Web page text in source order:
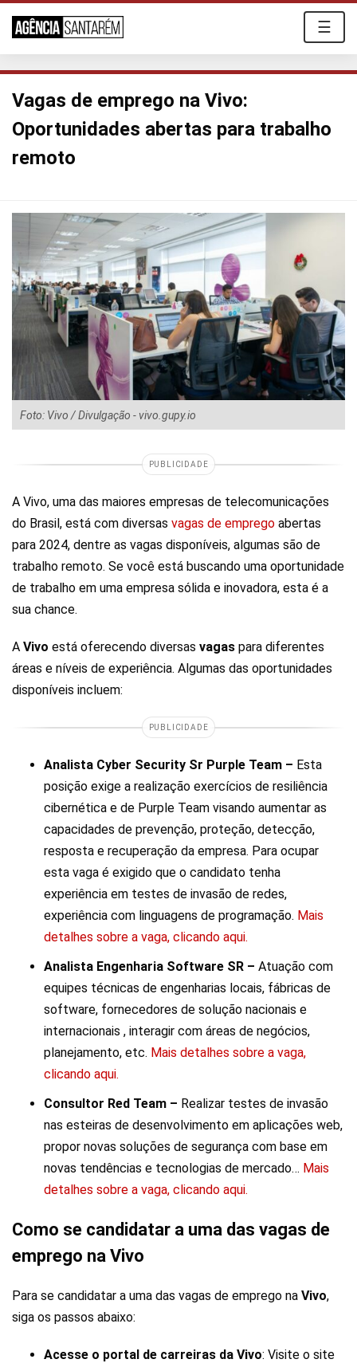
☰
Vagas de emprego na Vivo:
Oportunidades abertas para trabalho
remoto
Foto: Vivo / Divulgação - vivo.gupy.io
PUBLICIDADE
A Vivo, uma das maiores empresas de telecomunicações
do Brasil, está com diversas vagas de emprego abertas
para 2024, dentre as vagas disponíveis, algumas são de
trabalho remoto. Se você está buscando uma oportunidade
de trabalho em uma empresa sólida e inovadora, esta é a
sua chance.
A Vivo está oferecendo diversas vagas para diferentes
áreas e níveis de experiência. Algumas das oportunidades
disponíveis incluem:
PUBLICIDADE
Analista Cyber Security Sr Purple Team – Esta
posição exige a realização exercícios de resiliência
cibernética e de Purple Team visando aumentar as
capacidades de prevenção, proteção, detecção,
resposta e recuperação da empresa. Para ocupar
esta vaga é exigido que o candidato tenha
experiência em testes de invasão de redes,
experiência com linguagens de programação. Mais
detalhes sobre a vaga, clicando aqui.
Analista Engenharia Software SR – Atuação com
equipes técnicas de engenharias locais, fábricas de
software, fornecedores de solução nacionais e
internacionais , interagir com áreas de negócios,
planejamento, etc. Mais detalhes sobre a vaga,
clicando aqui.
Consultor Red Team – Realizar testes de invasão
nas esteiras de desenvolvimento em aplicações web,
propor novas soluções de segurança com base em
novas tendências e tecnologias de mercado… Mais
detalhes sobre a vaga, clicando aqui.
Como se candidatar a uma das vagas de
emprego na Vivo
Para se candidatar a uma das vagas de emprego na Vivo,
siga os passos abaixo:
Acesse o portal de carreiras da Vivo: Visite o site